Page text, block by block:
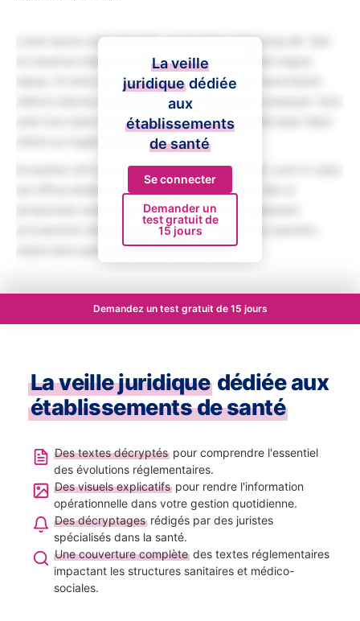
Lorem ipsum dolor sit amet, consectetur adipiscing elit. Sed
do eiusmod tempor incididunt ut labore et dolore magna
aliqua. Ut enim ad minim veniam, quis nostrud exercitation
ullamco laboris nisi ut aliquip ex ea commodo consequat. Duis
aute irure dolor in reprehenderit in voluptate velit esse cillum
dolore eu fugiat nulla pariatur.
Excepteur sint occaecat cupidatat non proident, sunt in culpa
qui officia deserunt mollit anim id est laborum. Sed ut
perspiciatis unde omnis iste natus error sit voluptatem
accusantium doloremque laudantium, totam rem aperiam,
eaque ipsa quae ab illo inventore veritatis.
La veille
juridique dédiée
aux
établissements
de santé
Se connecter
Demander un
test gratuit de
15 jours
Demandez un test gratuit de 15 jours
La veille juridique dédiée aux
établissements de santé
Des textes décryptéspour comprendre l'essentiel
des évolutions réglementaires.
Des visuels explicatifspour rendre l'information
opérationnelle dans votre gestion quotidienne.
Des décryptagesrédigés par des juristes
spécialisés dans la santé.
Une couverture complètedes textes réglementaires
impactant les structures sanitaires et médico-
sociales.